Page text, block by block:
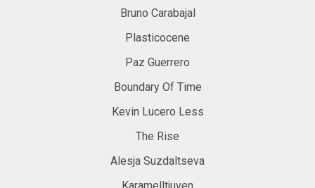
Bruno Carabajal
Plasticocene
Paz Guerrero
Boundary Of Time
Kevin Lucero Less
The Rise
Alesja Suzdaltseva